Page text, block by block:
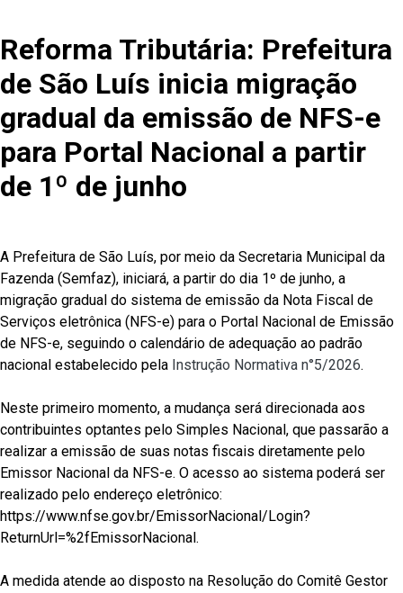
Reforma Tributária: Prefeitura
de São Luís inicia migração
gradual da emissão de NFS-e
para Portal Nacional a partir
de 1º de junho
A Prefeitura de São Luís, por meio da Secretaria Municipal da
Fazenda (Semfaz), iniciará, a partir do dia 1º de junho, a
migração gradual do sistema de emissão da Nota Fiscal de
Serviços eletrônica (NFS-e) para o Portal Nacional de Emissão
de NFS-e, seguindo o calendário de adequação ao padrão
nacional estabelecido pela Instrução Normativa n°5/2026.
Neste primeiro momento, a mudança será direcionada aos
contribuintes optantes pelo Simples Nacional, que passarão a
realizar a emissão de suas notas fiscais diretamente pelo
Emissor Nacional da NFS-e. O acesso ao sistema poderá ser
realizado pelo endereço eletrônico:
https://www.nfse.gov.br/EmissorNacional/Login?
ReturnUrl=%2fEmissorNacional.
A medida atende ao disposto na Resolução do Comitê Gestor